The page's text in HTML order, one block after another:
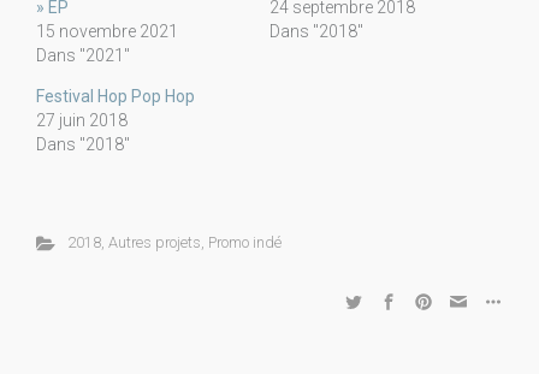
» EP
15 novembre 2021
Dans "2021"
24 septembre 2018
Dans "2018"
Festival Hop Pop Hop
27 juin 2018
Dans "2018"
2018, Autres projets, Promo indé